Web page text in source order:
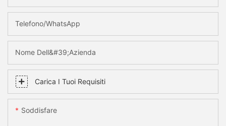
Telefono/WhatsApp
Nome Dell&#39;azienda
Carica I Tuoi Requisiti
Soddisfare